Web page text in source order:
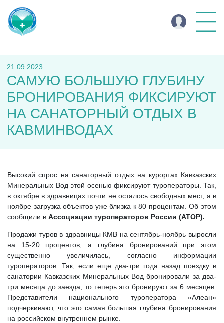
21.09.2023
САМУЮ БОЛЬШУЮ ГЛУБИНУ
БРОНИРОВАНИЯ ФИКСИРУЮТ
НА САНАТОРНЫЙ ОТДЫХ В
КАВМИНВОДАХ
Высокий спрос на санаторный отдых на курортах Кавказских
Минеральных Вод этой осенью фиксируют туроператоры. Так,
в октябре в здравницах почти не осталось свободных мест, а в
ноябре загрузка объектов уже близка к 80 процентам. Об этом
сообщили в Ассоциации туроператоров России (АТОР).
Продажи туров в здравницы КМВ на сентябрь-ноябрь выросли
на 15-20 процентов, а глубина бронирований при этом
существенно увеличилась, согласно информации
туроператоров. Так, если еще два-три года назад поездку в
санатории Кавказских Минеральных Вод бронировали за два-
три месяца до заезда, то теперь это бронируют за 6 месяцев.
Представители национального туроператора «Алеан»
подчеркивают, что это самая большая глубина бронирования
на российском внутреннем рынке.